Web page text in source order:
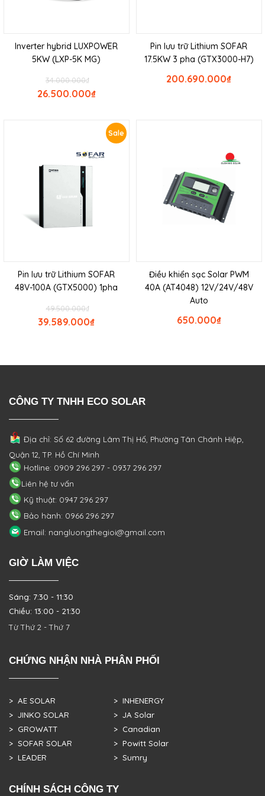
Inverter hybrid LUXPOWER
5KW (LXP-5K MG)
₫
34.000.000
₫
26.500.000
Pin lưu trữ Lithium SOFAR
17.5KW 3 pha (GTX3000-H7)
₫
200.690.000
Sale
Pin lưu trữ Lithium SOFAR
48V-100A (GTX5000) 1pha
₫
49.500.000
₫
39.589.000
Điều khiển sạc Solar PWM
40A (AT4048) 12V/24V/48V
Auto
₫
650.000
CÔNG TY TNHH ECO SOLAR
Địa chỉ: Số 62 đường Lâm Thị Hố, PhườngTân Chánh Hiệp,
Quận 12, TP. Hồ Chí Minh
Hotline: 0909 296 297 - 0937 296 297
Liên hệ tư vấn
Kỹ thuật: 0947 296 297
Bảo hành: 0966 296 297
Email: nangluongthegioi@gmail.com
GIỜ LÀM VIỆC
Sáng: 7:30 - 11:30
Chiều: 13:00 - 21:30
Từ Thứ 2 - Thứ 7
CHỨNG NHẬN NHÀ PHÂN PHỐI
> AE SOLAR
> JINKO SOLAR
> GROWATT
> SOFAR SOLAR
> LEADER
> INHENERGY
> JA Solar
> Canadian
> Powitt Solar
> Sumry
CHÍNH SÁCH CÔNG TY